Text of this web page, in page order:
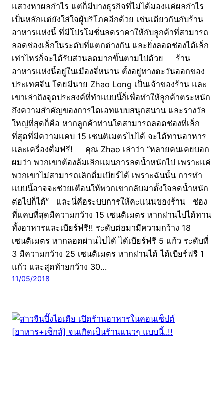
แสวงหาผลกำไร แต่ก็มีบางธุรกิจที่ไม่ได้มองแค่ผลกำไร
เป็นหลักแต่ยังใส่ใจผู้บริโภคอีกด้วย เช่นเดียวกันกับร้าน
อาหารแห่งนี้ ที่มีโปรโมชั่นลดราคาให้กับลูกค้าที่สามารถ
ลอดช่องเล็กในระดับที่แตกต่างกัน และยิ่งลอดช่องได้เล็ก
เท่าไหร่ก็จะได้รับส่วนลดมากขึ้นตามไปด้วย ร้าน
อาหารแห่งนี้อยู่ในเมืองจี่หนาน ตั้งอยู่ทางตะวันออกของ
ประเทศจีน โดยมีนาย Zhao Long เป็นเจ้าของร้าน และ
เขาเล่าถึงจุดประสงค์ที่ทำแบบนี้ก็เพื่อทำให้ลูกค้าตระหนัก
ถึงความสำคัญของการไดเอทแบบสนุกสนาน และรางวัล
ใหญ่ที่สุดก็คือ หากลูกค้าท่านใดสามารถลอดช่องที่เล็ก
ที่สุดที่มีความแคบ 15 เซนติเมตรไปได้ จะได้ทานอาหาร
และเครื่องดื่มฟรี! คุณ Zhao เล่าว่า “หลายคนเคยบอก
ผมว่า พวกเขาต้องล้มเลิกแผนการลดน้ำหนักไป เพราะแค่
พวกเขาไม่สามารถเลิกดื่มเบียร์ได้ เพราะฉันนั้น การทำ
แบบนี้อาจจะช่วยเตือนให้พวกเขากลับมาตั้งใจลดน้ำหนัก
ต่อไปก็ได้” และนี่คือระบบการให้คะแนนของร้าน ช่อง
ที่แคบที่สุดมีความกว้าง 15 เซนติเมตร หากผ่านไปได้ทาน
ทั้งอาหารและเบียร์ฟรี!! ระดับต่อมามีความกว้าง 18
เซนติเมตร หากลอดผ่านไปได้ ได้เบียร์ฟรี 5 แก้ว ระดับที่
3 มีความกว้าง 25 เซนติเมตร หากผ่านได้ ได้เบียร์ฟรี 1
แก้ว และสุดท้ายกว้าง 30…
11/05/2018